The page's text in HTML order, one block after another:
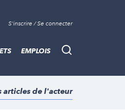
S'inscrire / Se connecter
Recherche
EMPLOIS
articles de l'acteur